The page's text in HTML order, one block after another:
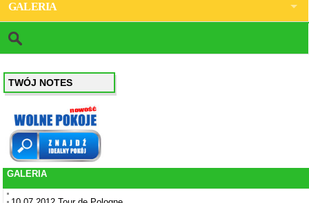
GALERIA
TWÓJ NOTES
GALERIA